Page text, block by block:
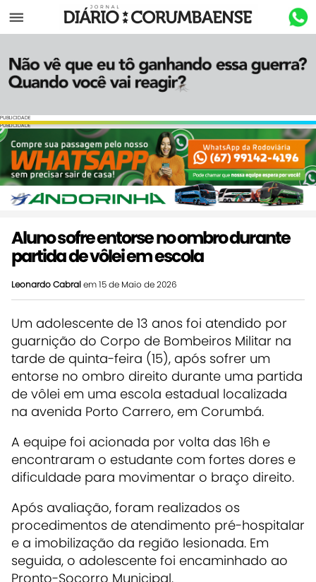
Menu
PUBLICIDADE
PUBLICIDADE
Aluno sofre entorse no ombro durante
partida de vôlei em escola
Leonardo Cabralem 15 de Maio de 2026
Um adolescente de 13 anos foi atendido por
guarnição do Corpo de Bombeiros Militar na
tarde de quinta-feira (15), após sofrer um
entorse no ombro direito durante uma partida
de vôlei em uma escola estadual localizada
na avenida Porto Carrero, em Corumbá.
A equipe foi acionada por volta das 16h e
encontraram o estudante com fortes dores e
dificuldade para movimentar o braço direito.
Após avaliação, foram realizados os
procedimentos de atendimento pré-hospitalar
e a imobilização da região lesionada. Em
seguida, o adolescente foi encaminhado ao
Pronto-Socorro Municipal.